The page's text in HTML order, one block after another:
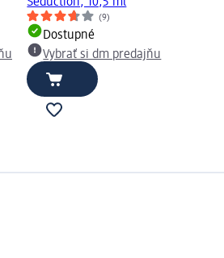
Seduction, 10,5 ml
(9)
Dostupné
Vybrať si dm predajňu